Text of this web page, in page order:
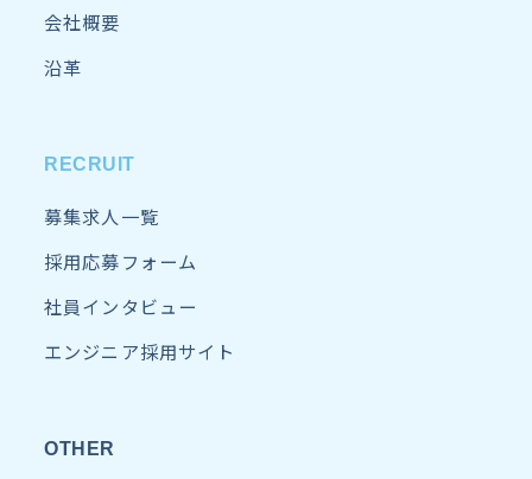
会社概要
沿革
RECRUIT
募集求人一覧
採用応募フォーム
社員インタビュー
エンジニア採用サイト
OTHER